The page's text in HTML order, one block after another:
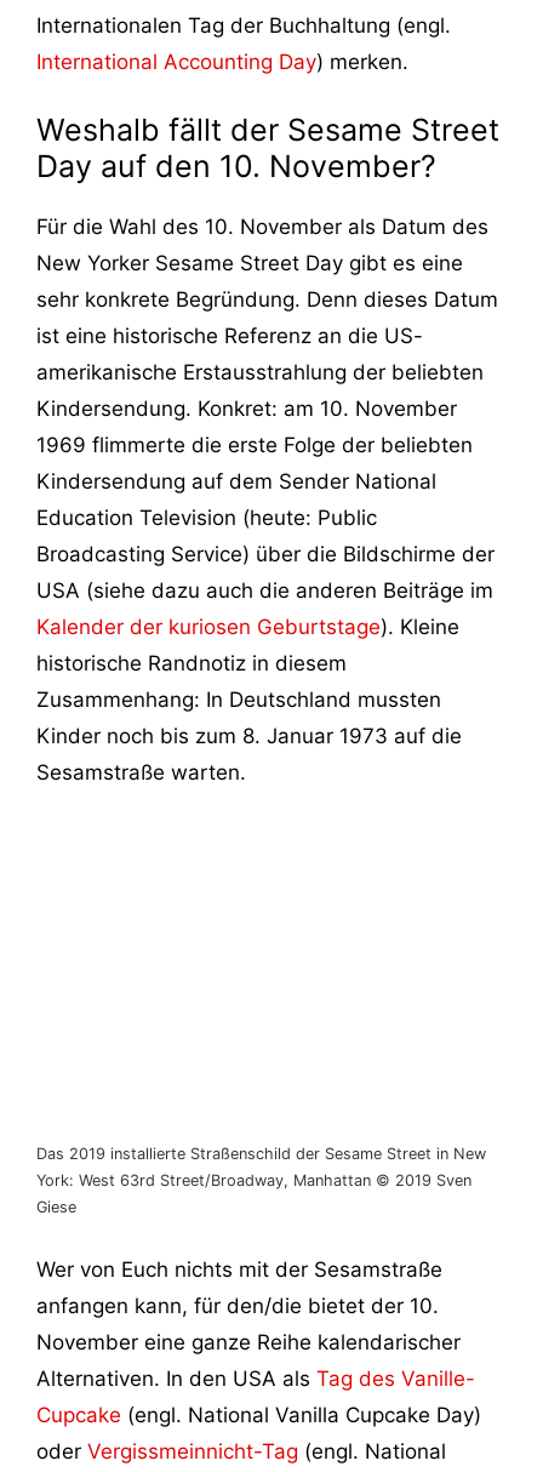
Internationalen Tag der Buchhaltung (engl.
International Accounting Day) merken.
Weshalb fällt der Sesame Street
Day auf den 10. November?
Für die Wahl des 10. November als Datum des
New Yorker Sesame Street Day gibt es eine
sehr konkrete Begründung. Denn dieses Datum
ist eine historische Referenz an die US-
amerikanische Erstausstrahlung der beliebten
Kindersendung. Konkret: am 10. November
1969 flimmerte die erste Folge der beliebten
Kindersendung auf dem Sender National
Education Television (heute: Public
Broadcasting Service) über die Bildschirme der
USA (siehe dazu auch die anderen Beiträge im
Kalender der kuriosen Geburtstage). Kleine
historische Randnotiz in diesem
Zusammenhang: In Deutschland mussten
Kinder noch bis zum 8. Januar 1973 auf die
Sesamstraße warten.
Das 2019 installierte Straßenschild der Sesame Street in New
York: West 63rd Street/Broadway, Manhattan © 2019 Sven
Giese
Wer von Euch nichts mit der Sesamstraße
anfangen kann, für den/die bietet der 10.
November eine ganze Reihe kalendarischer
Alternativen. In den USA als Tag des Vanille-
Cupcake (engl. National Vanilla Cupcake Day)
oder Vergissmeinnicht-Tag (engl. National